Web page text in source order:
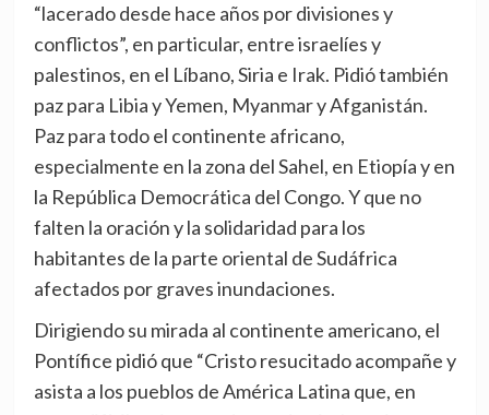
“lacerado desde hace años por divisiones y
conflictos”, en particular, entre israelíes y
palestinos, en el Líbano, Siria e Irak. Pidió también
paz para Libia y Yemen, Myanmar y Afganistán.
Paz para todo el continente africano,
especialmente en la zona del Sahel, en Etiopía y en
la República Democrática del Congo. Y que no
falten la oración y la solidaridad para los
habitantes de la parte oriental de Sudáfrica
afectados por graves inundaciones.
Dirigiendo su mirada al continente americano, el
Pontífice pidió que “Cristo resucitado acompañe y
asista a los pueblos de América Latina que, en